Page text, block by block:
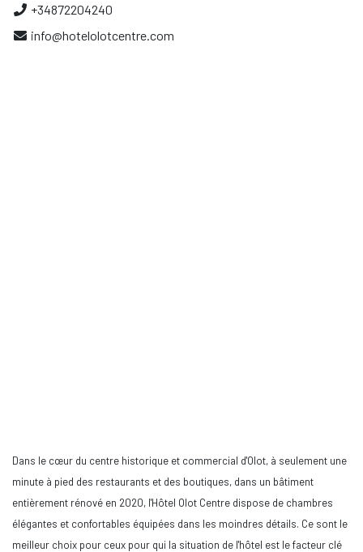
+34872204240
info@hotelolotcentre.com
Dans le cœur du centre historique et commercial d'Olot, à seulement une
minute à pied des restaurants et des boutiques, dans un bâtiment
entièrement rénové en 2020, l'Hôtel Olot Centre dispose de chambres
élégantes et confortables équipées dans les moindres détails. Ce sont le
meilleur choix pour ceux pour qui la situation de l'hôtel est le facteur clé